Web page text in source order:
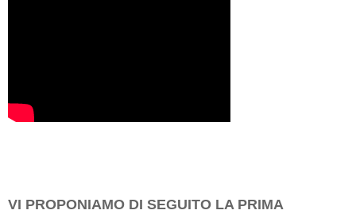
VI PROPONIAMO DI SEGUITO LA PRIMA